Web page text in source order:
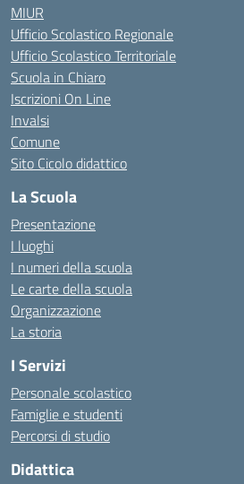
MIUR
Ufficio Scolastico Regionale
Ufficio Scolastico Territoriale
Scuola in Chiaro
Iscrizioni On Line
Invalsi
Comune
Sito Cicolo didattico
La Scuola
Presentazione
I luoghi
I numeri della scuola
Le carte della scuola
Organizzazione
La storia
I Servizi
Personale scolastico
Famiglie e studenti
Percorsi di studio
Didattica